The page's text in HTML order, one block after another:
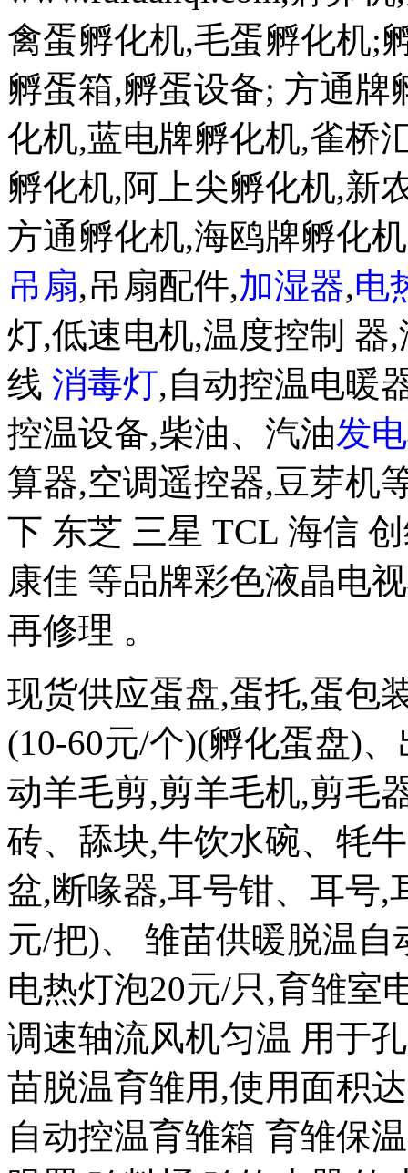
禽蛋孵化机,毛蛋孵化机;
孵蛋箱,孵蛋设备; 方通
化机,蓝电牌孵化机,雀桥
孵化机,阿上尖孵化机,新
方通孵化机,海鸥牌孵化
吊扇,吊扇配件,加湿器,电
灯,低速电机,温度控制 器
线 消毒灯,自动控温电暖
控温设备,柴油、汽油发
算器,空调遥控器,豆芽机
下 东芝 三星 TCL 海信
康佳 等品牌彩色液晶电
再修理 。
现货供应蛋盘,蛋托,蛋包
(10-60元/个)(孵化蛋盘)
动羊毛剪,剪羊毛机,剪毛
砖、舔块,牛饮水碗、牦
盆,断喙器,耳号钳、耳号,
元/把)、 雏苗供暖脱温
电热灯泡20元/只,育雏室
调速轴流风机匀温 用于
苗脱温育雏用,使用面积
自动控温育雏箱 育雏保